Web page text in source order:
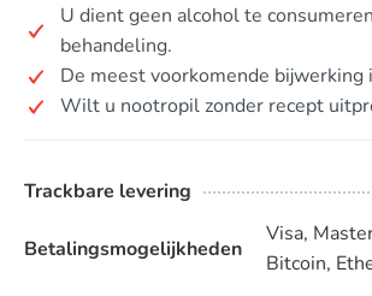
U dient geen alcohol te
behandeling.
De meest voorkomende bijwerking
Wilt u nootropil zonder recept
Trackbare levering
Betalingsmogelijkheden
Visa,
Bitcoin,